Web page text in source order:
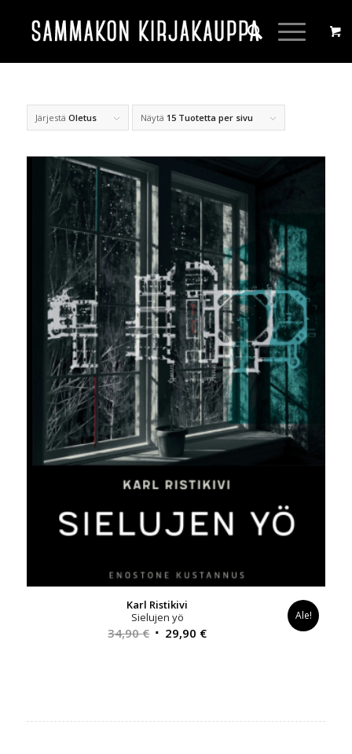
Järjestä Oletus Näytä 15 Tuotetta per sivu
Karl Ristikivi
Sielujen yö
34,90€ Alkuperäinen
29,90 €Nykyinen
Ale!